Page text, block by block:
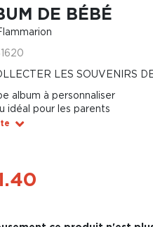
DE BÉBÉ
LES SOUVENIRS
album à personnaliser
idéal pour les parents